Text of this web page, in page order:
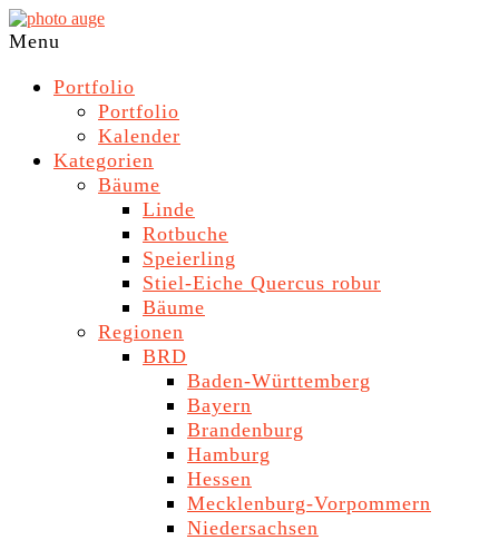
Skip
to
photo
Navigation
Menu
Portfolio
Portfolio
Kalender
Kategorien
Bäume
Linde
Rotbuche
Speierling
Stiel-Eiche Quercus robur
Bäume
Regionen
BRD
Baden-Württemberg
Bayern
Brandenburg
Hamburg
Hessen
Mecklenburg-Vorpommern
Niedersachsen